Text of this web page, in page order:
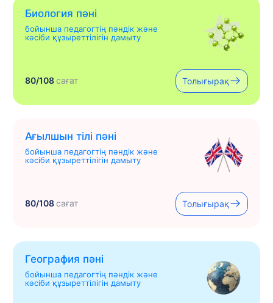
Биология пәні
бойынша педагогтің пәндік және
кәсіби құзыреттілігін дамыту
80/108сағат Толығырақ
Ағылшын тілі пәні
бойынша педагогтің пәндік және
кәсіби құзыреттілігін дамыту
80/108сағат Толығырақ
География пәні
бойынша педагогтің пәндік және
кәсіби құзыреттілігін дамыту